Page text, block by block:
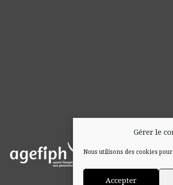
Gérer le
Nous utilisons des cookies
Accepter